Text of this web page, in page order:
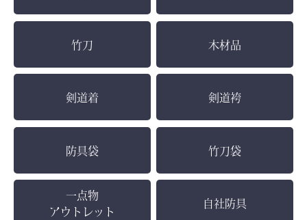
竹刀 木材品
剣道着 剣道袴
防具袋 竹刀袋
一点物
アウトレット
自社防具